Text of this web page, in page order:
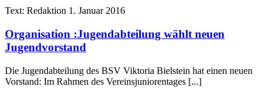
Text: Redaktion 1. Januar 2016
Organisation :Jugendabteilung wählt neuen
Jugendvorstand
Die Jugendabteilung des BSV Viktoria Bielstein hat einen neuen
Vorstand: Im Rahmen des Vereinsjuniorentages [...]